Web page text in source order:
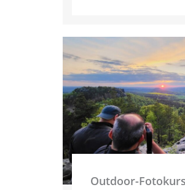
Outdoor-